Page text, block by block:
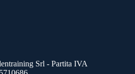
Srl - Partita IVA